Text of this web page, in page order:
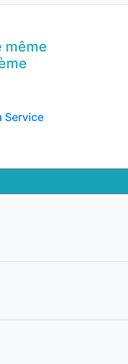
même
Service